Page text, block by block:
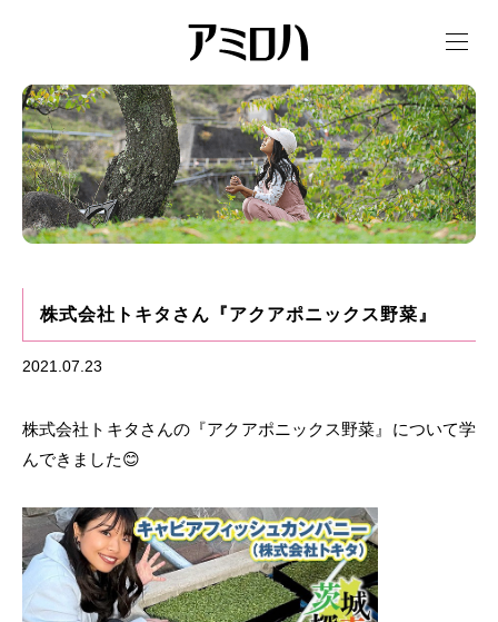
t
g
l
e
n
a
v
i
g
a
t
株式会社トキタさん『アクアポニックス野菜』
2021.07.23
株式会社トキタさんの『アクアポニックス野菜』について学
んできました😊